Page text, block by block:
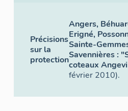
Précisions
sur la
protection
Angers,
Erigné,
Sainte-
Savennières :
coteaux
février 2010).